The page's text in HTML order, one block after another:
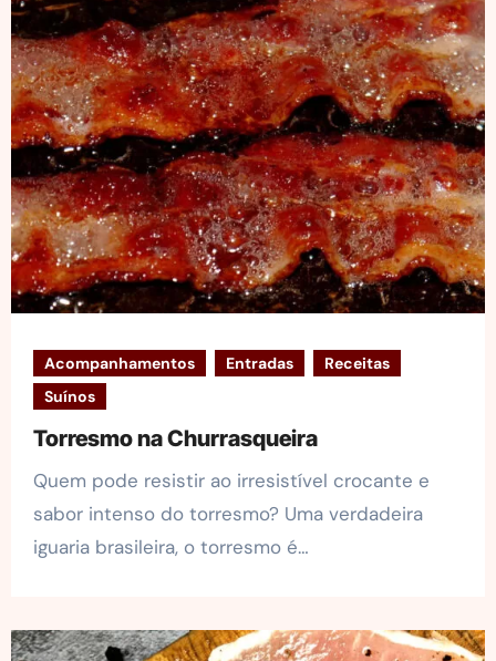
Acompanhamentos Entradas
Receitas
Suínos
Torresmo na Churrasqueira
Quem pode resistir ao irresistível crocante e
sabor intenso do torresmo? Uma verdadeira
iguaria brasileira, o torresmo é…